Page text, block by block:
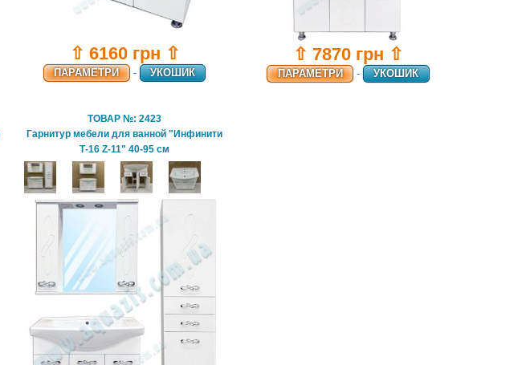
⇧ 6160 грн ⇧
ПАРАМЕТРИ - УКОШИК
⇧ 7870 грн ⇧
ПАРАМЕТРИ - УКОШИК
ТОВАР №: 2423
Гарнитур мебели для ванной "Инфинити
Т-16 Z-11" 40-95 см